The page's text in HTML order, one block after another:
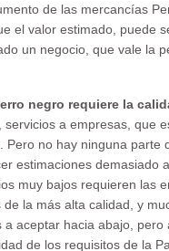
de las mercancías
el valor estimado, puede
un negocio, que vale la
negro requiere la
servicios a empresas, que
Pero no hay ninguna parte
estimaciones demasiado
muy bajos requieren las
la más alta calidad, y
a aceptar hacia abajo, pero
de los requisitos de la